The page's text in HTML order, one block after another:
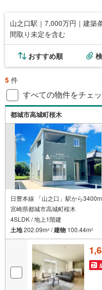
山之口駅｜7,000万円｜建築
間取り未定を含む
おすすめ順
5 件
すべての物件をチェ
都城市高城町桜木
日豊本線 「山之口」駅から
宮崎県都城市高城町桜木
4SLDK / 地上1階建
土地202.09m2 /建物 100.44m2